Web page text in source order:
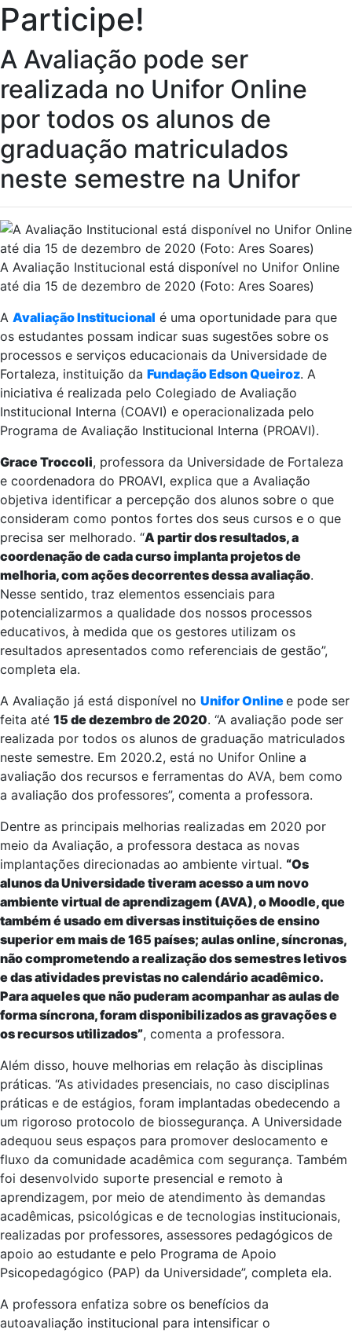
Participe!
A Avaliação pode ser
realizada no Unifor Online
por todos os alunos de
graduação matriculados
neste semestre na Unifor
A Avaliação Institucional está disponível no Unifor Online
até dia 15 de dezembro de 2020 (Foto: Ares Soares)
A Avaliação Institucional é uma oportunidade para que
os estudantes possam indicar suas sugestões sobre os
processos e serviços educacionais da Universidade de
Fortaleza, instituição da Fundação Edson Queiroz. A
iniciativa é realizada pelo Colegiado de Avaliação
Institucional Interna (COAVI) e operacionalizada pelo
Programa de Avaliação Institucional Interna (PROAVI).
Grace Troccoli, professora da Universidade de Fortaleza
e coordenadora do PROAVI, explica que a Avaliação
objetiva identificar a percepção dos alunos sobre o que
consideram como pontos fortes dos seus cursos e o que
precisa ser melhorado. “A partir dos resultados, a
coordenação de cada curso implanta projetos de
melhoria, com ações decorrentes dessa avaliação.
Nesse sentido, traz elementos essenciais para
potencializarmos a qualidade dos nossos processos
educativos, à medida que os gestores utilizam os
resultados apresentados como referenciais de gestão”,
completa ela.
A Avaliação já está disponível no Unifor Onlinee pode ser
feita até 15 de dezembro de 2020. “A avaliação pode ser
realizada por todos os alunos de graduação matriculados
neste semestre. Em 2020.2, está no Unifor Online a
avaliação dos recursos e ferramentas do AVA, bem como
a avaliação dos professores”, comenta a professora.
Dentre as principais melhorias realizadas em 2020 por
meio da Avaliação, a professora destaca as novas
implantações direcionadas ao ambiente virtual. “Os
alunos da Universidade tiveram acesso a um novo
ambiente virtual de aprendizagem (AVA), o Moodle, que
também é usado em diversas instituições de ensino
superior em mais de 165 países; aulas online, síncronas,
não comprometendo a realização dos semestres letivos
e das atividades previstas no calendário acadêmico.
Para aqueles que não puderam acompanhar as aulas de
forma síncrona, foram disponibilizados as gravações e
os recursos utilizados”, comenta a professora.
Além disso, houve melhorias em relação às disciplinas
práticas. “As atividades presenciais, no caso disciplinas
práticas e de estágios, foram implantadas obedecendo a
um rigoroso protocolo de biossegurança. A Universidade
adequou seus espaços para promover deslocamento e
fluxo da comunidade acadêmica com segurança. Também
foi desenvolvido suporte presencial e remoto à
aprendizagem, por meio de atendimento às demandas
acadêmicas, psicológicas e de tecnologias institucionais,
realizadas por professores, assessores pedagógicos de
apoio ao estudante e pelo Programa de Apoio
Psicopedagógico (PAP) da Universidade”, completa ela.
A professora enfatiza sobre os benefícios da
autoavaliação institucional para intensificar o